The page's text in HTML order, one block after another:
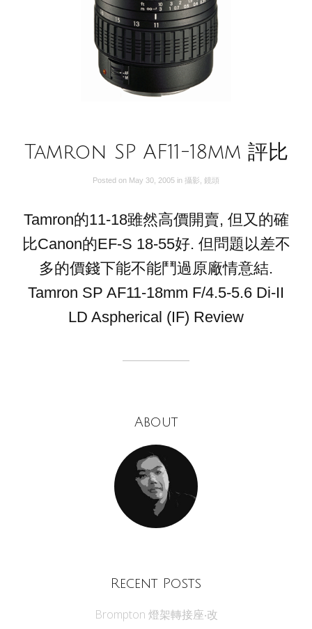
Tamron SP AF11-18mm 評比
Posted on May 30, 2005 in 攝影 鏡頭
Tamron的11-18雖然高價開賣, 但又的確
比Canon的EF-S 18-55好. 但問題以差不
多的價錢下能不能鬥過原廠情意結.
Tamron SP AF11-18mm F/4.5-5.6 Di-II
LD Aspherical (IF) Review
About
Recent Posts
Brompton 燈架轉接座‧改